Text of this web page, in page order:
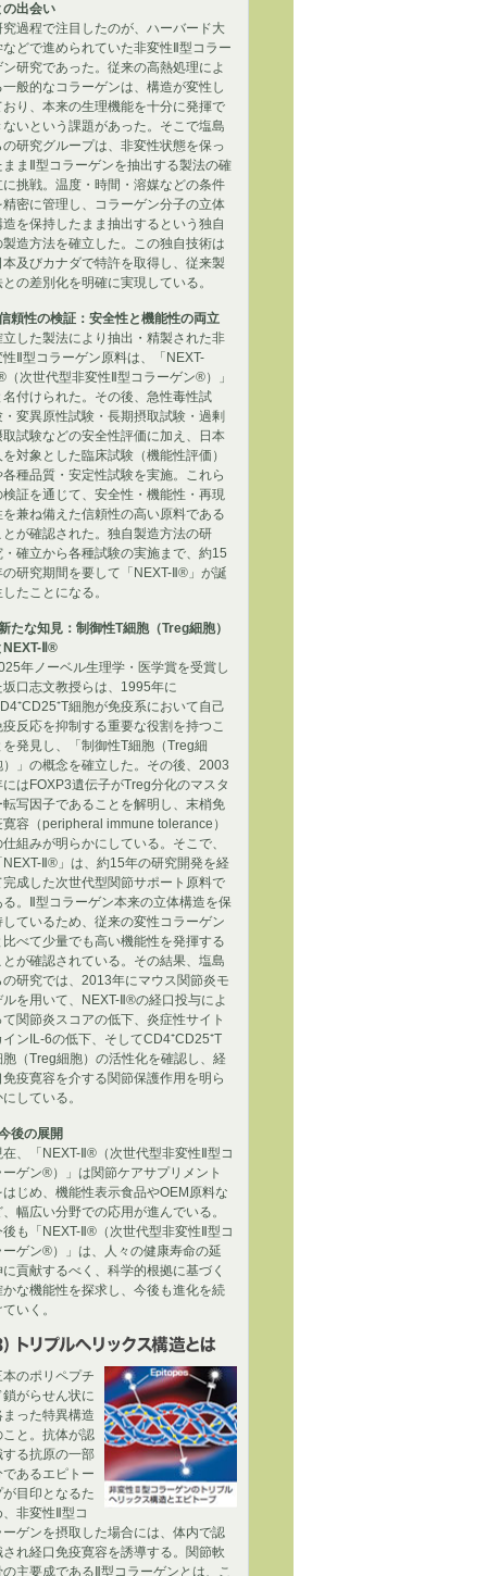
の出会い
究過程で注目したのが、ハーバード大
などで進められていた非変性Ⅱ型コラー
ン研究であった。従来の高熱処理によ
一般的なコラーゲンは、構造が変性し
おり、本来の生理機能を十分に発揮で
ないという課題があった。そこで塩島
の研究グループは、非変性状態を保っ
ままⅡ型コラーゲンを抽出する製法の確
に挑戦。温度・時間・溶媒などの条件
精密に管理し、コラーゲン分子の立体
造を保持したまま抽出するという独自
製造方法を確立した。この独自技術は
本及びカナダで特許を取得し、従来製
との差別化を明確に実現している。
頼性の検証：安全性と機能性の両立
立した製法により抽出・精製された非
性Ⅱ型コラーゲン原料は、「NEXT-
（次世代型非変性Ⅱ型コラーゲン®）」
名付けられた。その後、急性毒性試
・変異原性試験・長期摂取試験・過剰
取試験などの安全性評価に加え、日本
を対象とした臨床試験（機能性評価）
各種品質・安定性試験を実施。これら
検証を通じて、安全性・機能性・再現
を兼ね備えた信頼性の高い原料である
とが確認された。独自製造方法の研
・確立から各種試験の実施まで、約15
の研究期間を要して「NEXT-Ⅱ®」が誕
したことになる。
たな知見：制御性T細胞（Treg細胞）
NEXT-Ⅱ®
年ノーベル生理学・医学賞を受賞し
坂口志文教授らは、1995年に
細胞が免疫系において自己
疫反応を抑制する重要な役割を持つこ
を発見し、「制御性T細胞（Treg細
）」の概念を確立した。その後、2003
にはFOXP3遺伝子がTreg分化のマスタ
転写因子であることを解明し、末梢免
寛容（peripheral immune tolerance）
仕組みが明らかにしている。そこで、
NEXT-Ⅱ®」は、約15年の研究開発を経
完成した次世代型関節サポート原料で
る。Ⅱ型コラーゲン本来の立体構造を保
しているため、従来の変性コラーゲン
比べて少量でも高い機能性を発揮する
とが確認されている。その結果、塩島
の研究では、2013年にマウス関節炎モ
ルを用いて、NEXT-Ⅱ®の経口投与によ
て関節炎スコアの低下、炎症性サイト
インIL-6の低下、そしてCD4⁺CD25⁺T
胞（Treg細胞）の活性化を確認し、経
免疫寛容を介する関節保護作用を明ら
している。
後の展開
在、「NEXT-Ⅱ®（次世代型非変性Ⅱ型コ
ーゲン®）」は関節ケアサプリメント
はじめ、機能性表示食品やOEM原料な
、幅広い分野での応用が進んでいる。
後も「NEXT-Ⅱ®（次世代型非変性Ⅱ型コ
ーゲン®）」は、人々の健康寿命の延
に貢献するべく、科学的根拠に基づく
かな機能性を探求し、今後も進化を続
いく。
）トリプルヘリックス構造とは
本のポリペプチ
鎖がらせん状に
まった特異構造
こと。抗体が認
する抗原の一部
であるエピトー
が目印となるた
、非変性Ⅱ型コ
ーゲンを摂取した場合には、体内で認
され経口免疫寛容を誘導する。関節軟
の主要成であるⅡ型コラーゲンとは、こ